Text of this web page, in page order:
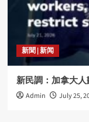
新聞 | 新闻
新民調：加拿大
Admin July 25,